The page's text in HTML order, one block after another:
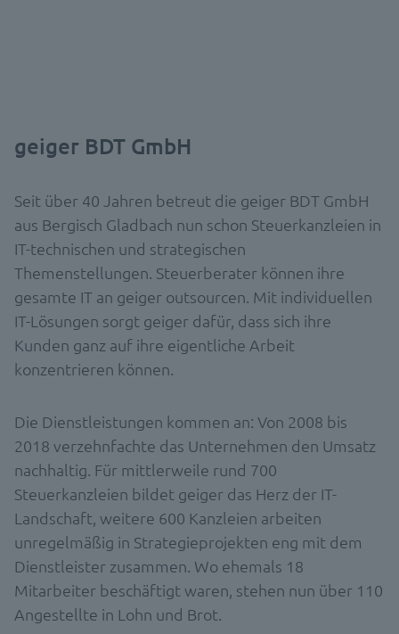
geiger BDT GmbH
Seit über 40 Jahren betreut die geiger BDT GmbH
aus Bergisch Gladbach nun schon Steuerkanzleien in
IT-technischen und strategischen
Themenstellungen. Steuerberater können ihre
gesamte IT an geiger outsourcen. Mit individuellen
IT-Lösungen sorgt geiger dafür, dass sich ihre
Kunden ganz auf ihre eigentliche Arbeit
konzentrieren können.
Die Dienstleistungen kommen an: Von 2008 bis
2018 verzehnfachte das Unternehmen den Umsatz
nachhaltig. Für mittlerweile rund 700
Steuerkanzleien bildet geiger das Herz der IT-
Landschaft, weitere 600 Kanzleien arbeiten
unregelmäßig in Strategieprojekten eng mit dem
Dienstleister zusammen. Wo ehemals 18
Mitarbeiter beschäftigt waren, stehen nun über 110
Angestellte in Lohn und Brot.